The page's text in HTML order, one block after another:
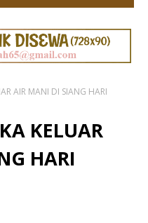
AIR MANI DI SIANG HARI
KELUAR
HARI